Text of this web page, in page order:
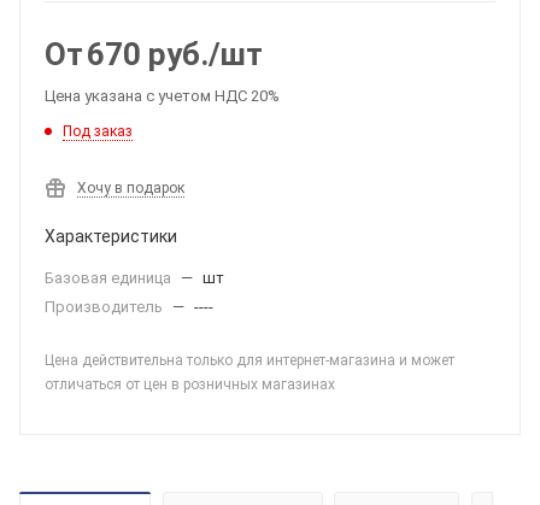
От670 руб./шт
Цена указана с учетом НДС 20%
Под заказ
Хочу в подарок
Характеристики
Базовая единица — шт
Производитель
— ----
Цена действительна только для интернет-магазина и может
отличаться от цен в розничных магазинах